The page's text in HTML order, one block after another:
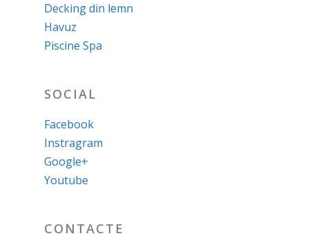
Decking din lemn
Havuz
Piscine Spa
SOCIAL
Facebook
Instragram
Google+
Youtube
CONTACTE